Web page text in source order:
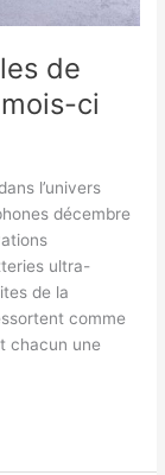
de
ci
l’univers
décembre
ultra-
de la
comme
chacun une